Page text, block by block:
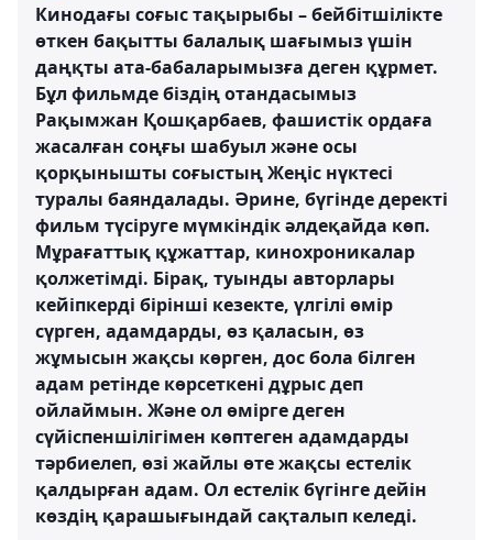
Кинодағы соғыс тақырыбы – бейбітшілікте
өткен бақытты балалық шағымыз үшін
даңқты ата-бабаларымызға деген құрмет.
Бұл фильмде біздің отандасымыз
Рақымжан Қошқарбаев, фашистік ордаға
жасалған соңғы шабуыл және осы
қорқынышты соғыстың Жеңіс нүктесі
туралы баяндалады. Әрине, бүгінде деректі
фильм түсіруге мүмкіндік әлдеқайда көп.
Мұрағаттық құжаттар, кинохроникалар
қолжетімді. Бірақ, туынды авторлары
кейіпкерді бірінші кезекте, үлгілі өмір
сүрген, адамдарды, өз қаласын, өз
жұмысын жақсы көрген, дос бола білген
адам ретінде көрсеткені дұрыс деп
ойлаймын. Және ол өмірге деген
сүйіспеншілігімен көптеген адамдарды
тәрбиелеп, өзі жайлы өте жақсы естелік
қалдырған адам. Ол естелік бүгінге дейін
көздің қарашығындай сақталып келеді.